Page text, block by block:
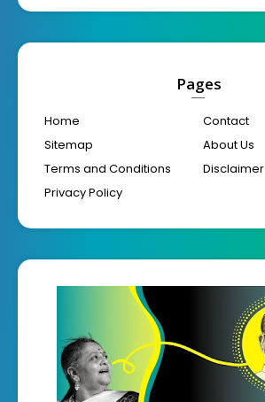
Pages
Home
Contact
Sitemap
About Us
Terms and Conditions
Disclaimer
Privacy Policy